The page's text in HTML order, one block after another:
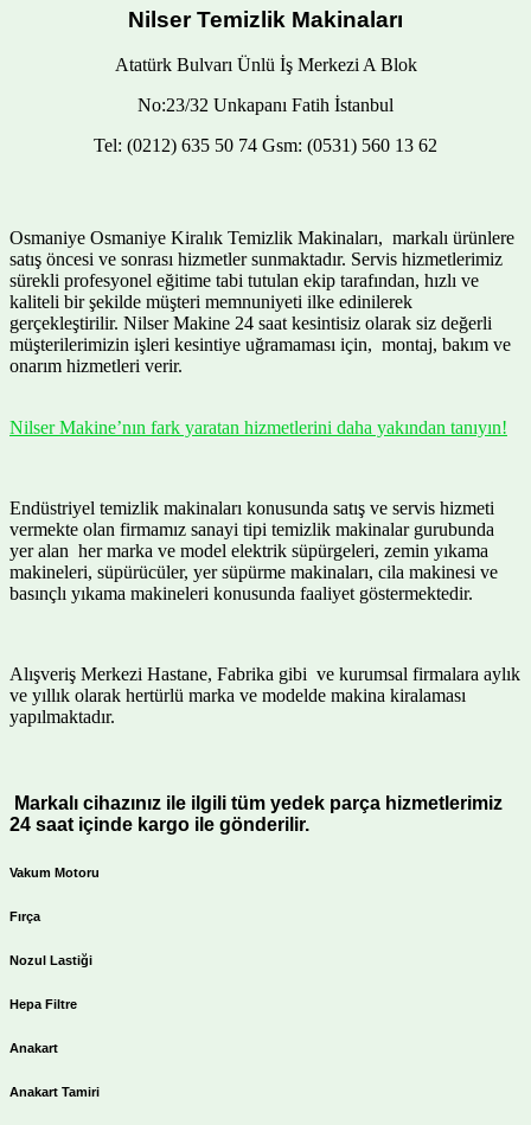
Nilser Temizlik Makinaları
Atatürk Bulvarı Ünlü İş Merkezi A Blok
No:23/32 Unkapanı Fatih İstanbul
Tel: (0212) 635 50 74 Gsm: (0531) 560 13 62
Osmaniye Osmaniye Kiralık Temizlik Makinaları, markalı ürünlere
satış öncesi ve sonrası hizmetler sunmaktadır. Servis hizmetlerimiz
sürekli profesyonel eğitime tabi tutulan ekip tarafından, hızlı ve
kaliteli bir şekilde müşteri memnuniyeti ilke edinilerek
gerçekleştirilir. Nilser Makine 24 saat kesintisiz olarak siz değerli
müşterilerimizin işleri kesintiye uğramaması için, montaj, bakım ve
onarım hizmetleri verir.
Nilser Makine’nın fark yaratan hizmetlerini daha yakından tanıyın!
Endüstriyel temizlik makinaları konusunda satış ve servis hizmeti
vermekte olan firmamız sanayi tipi temizlik makinalar gurubunda
yer alan her marka ve model elektrik süpürgeleri, zemin yıkama
makineleri, süpürücüler, yer süpürme makinaları, cila makinesi ve
basınçlı yıkama makineleri konusunda faaliyet göstermektedir.
Alışveriş Merkezi Hastane, Fabrika gibi ve kurumsal firmalara aylık
ve yıllık olarak hertürlü marka ve modelde makina kiralaması
yapılmaktadır.
Markalı cihazınız ile ilgili tüm yedek parça hizmetlerimiz
24 saat içinde kargo ile gönderilir.
Vakum Motoru
Fırça
Nozul Lastiği
Hepa Filtre
Anakart
Anakart Tamiri